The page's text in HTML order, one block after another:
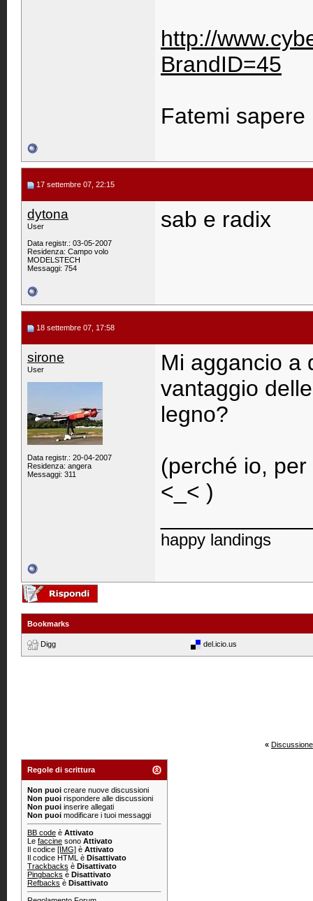
http://
BrandID=45
Fatemi
17 settembre 07, 22:15
dytona
User
Data registr.: 03-05-2007
Residenza: Campo volo
MODELSTECH
Messaggi: 754
sab e radix
18 settembre 07, 17:58
sirone
User
Data registr.: 20-04-2007
Residenza: angera
Messaggi: 311
Mi aggancio a
vantaggio
legno?
(perché io,
<_< )
happy landings
Bookmarks
Digg del.icio.us
«
Regole di scrittura
Non puoi creare nuove discussioni
Non puoi rispondere alle discussioni
Non puoi inserire allegati
Non puoi modificare i tuoi messaggi
BB code è Attivato
Le faccine sono Attivato
Il codice [IMG] è Attivato
Il codice HTML è Disattivato
Trackbacks è Disattivato
Pingbacks è Disattivato
Refbacks è Disattivato